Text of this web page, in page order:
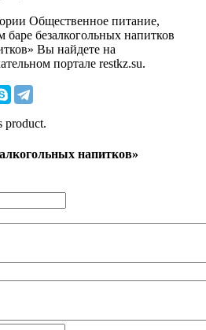
Общественное питание,
безалкогольных напитков
Вы найдете на
портале restkz.su.
product.
напитков»